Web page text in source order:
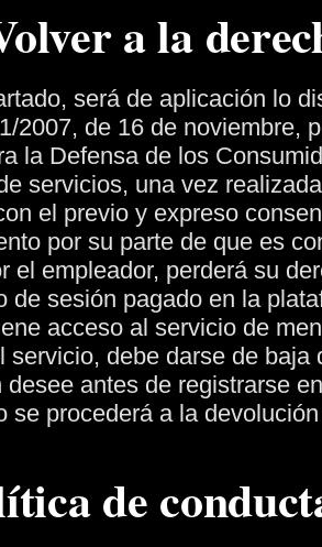
a la
será de aplicación lo
2007, de 16 de noviembre,
la Defensa de los
servicios, una vez
el previo y expreso
por su parte de que es
el empleador, perderá su
de sesión pagado en la
acceso al servicio de
servicio, debe darse de baja
desee antes de registrarse
se procederá a la
de